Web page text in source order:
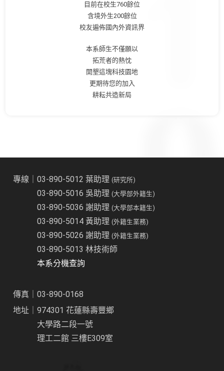
目前在校生760餘位
含境外生200餘位
校友遍佈國內外資訊界
本系師生不僅願以
拓荒者的熱忱
開墾這塊科技園地
更期待您的加入
耕耘共造新局
專線｜03-890-5012 葉助理(研究所)
03-890-5016 吳助理(大學部外籍生)
03-890-5036 謝助理(大學部本籍生)
03-890-5014 黃助理(外籍生業務)
03-890-5026 謝助理(外籍生業務)
03-890-5013 林技術師
本系分機查詢
傳真｜03-890-0168
地址｜974301 花蓮縣壽豐鄉
大學路二段一號
理工二館 三樓E309室